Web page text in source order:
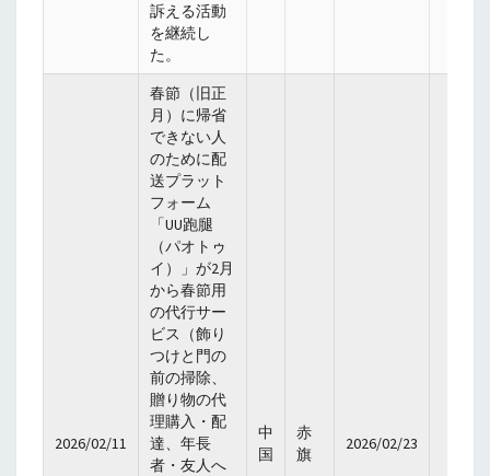
訴える活動
を継続し
た。
2026/02/11
春節（旧正
月）に帰省
できない人
のために配
送プラット
フォーム
「UU跑腿
（パオトゥ
イ）」が2月
から春節用
の代行サー
ビス（飾り
つけと門の
前の掃除、
贈り物の代
理購入・配
達、年長
者・友人へ
中
国
赤
旗
2026/02/23